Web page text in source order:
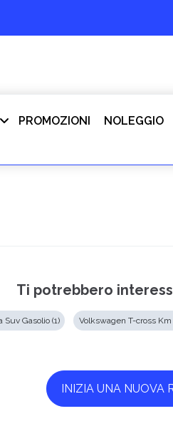
PROMOZIONI NOLEGGIO
Ti potrebbero
Gasolio (1) Volkswagen T-cross
INIZIA UNA NUOVA